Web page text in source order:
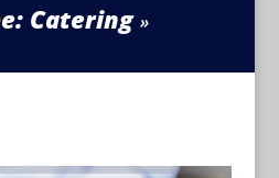
Catering